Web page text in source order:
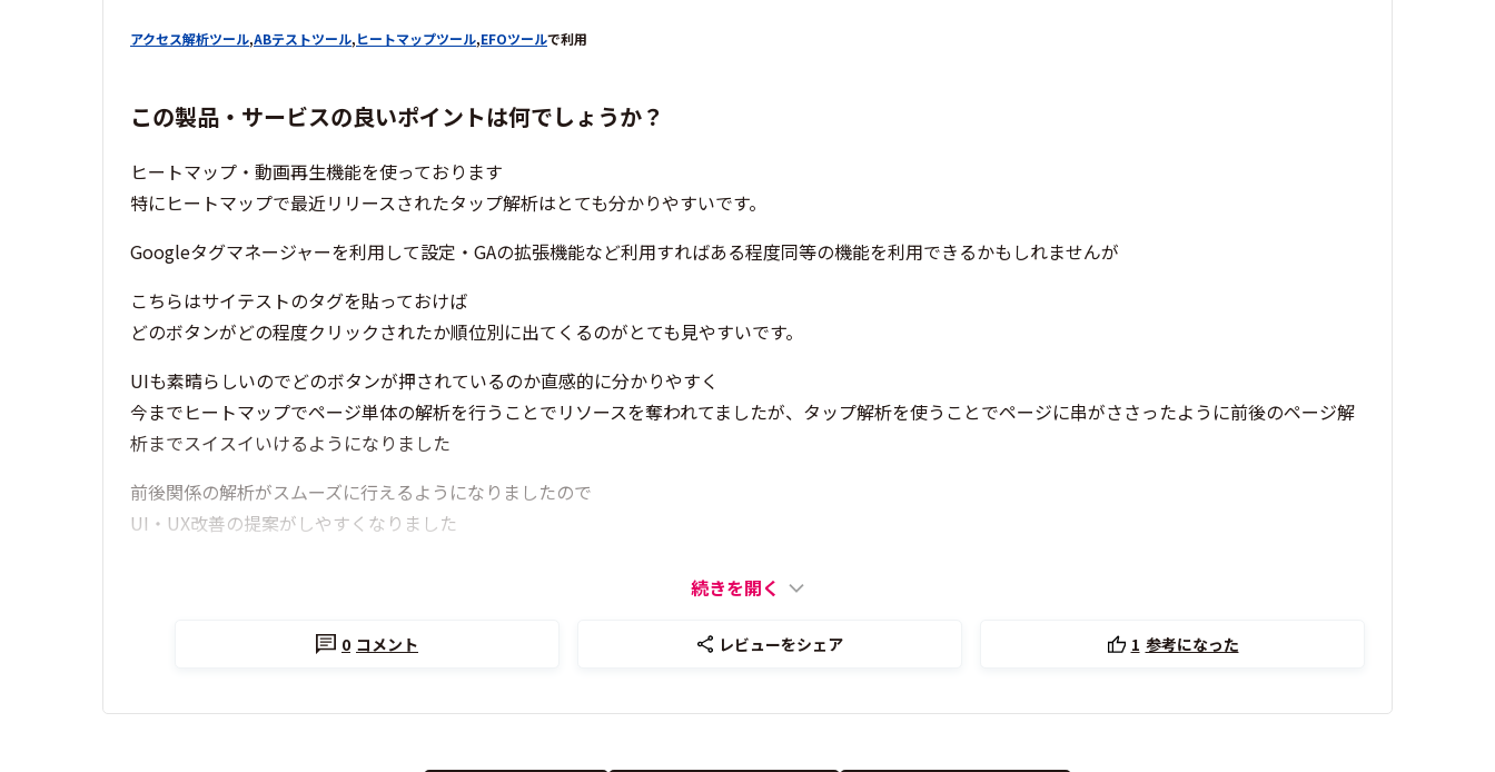
アクセス解析ツール,ABテストツール,ヒートマップツール,EFOツールで利用
この製品・サービスの良いポイントは何でしょうか？
ヒートマップ・動画再生機能を使っております
特にヒートマップで最近リリースされたタップ解析はとても分かりやすいです。
Googleタグマネージャーを利用して設定・GAの拡張機能など利用すればある程度同等の機能を利用できるかもしれませんが
こちらはサイテストのタグを貼っておけば
どのボタンがどの程度クリックされたか順位別に出てくるのがとても見やすいです。
UIも素晴らしいのでどのボタンが押されているのか直感的に分かりやすく
今までヒートマップでページ単体の解析を行うことでリソースを奪われてましたが、タップ解析を使うことでページに串がささったように前後のページ解
析までスイスイいけるようになりました
前後関係の解析がスムーズに行えるようになりましたので
UI・UX改善の提案がしやすくなりました
続きを開く
0 コメント レビューをシェア 1 参考になった